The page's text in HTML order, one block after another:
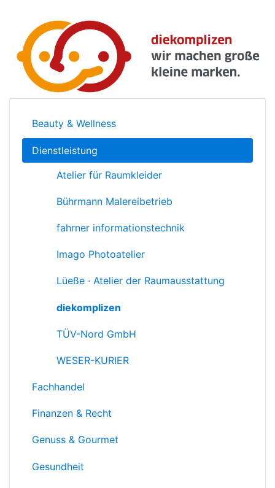
Beauty & Wellness
Dienstleistung
Atelier für Raumkleider
Bührmann Malereibetrieb
fahrner informationstechnik
Imago Photoatelier
Lüeße · Atelier der Raumausstattung
diekomplizen
TÜV-Nord GmbH
WESER-KURIER
Fachhandel
Finanzen & Recht
Genuss & Gourmet
Gesundheit